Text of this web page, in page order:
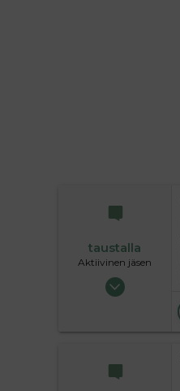
taustalla
Aktiivinen jäsen
19.05.2004